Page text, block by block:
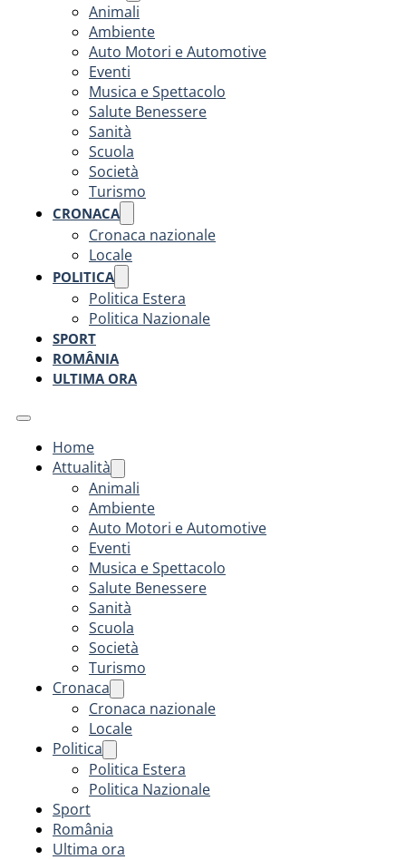
Animali
Ambiente
Auto Motori e Automotive
Eventi
Musica e Spettacolo
Salute Benessere
Sanità
Scuola
Società
Turismo
CRONACA
Cronaca nazionale
Locale
POLITICA
Politica Estera
Politica Nazionale
SPORT
ROMÂNIA
ULTIMA ORA
Home
Attualità
Animali
Ambiente
Auto Motori e Automotive
Eventi
Musica e Spettacolo
Salute Benessere
Sanità
Scuola
Società
Turismo
Cronaca
Cronaca nazionale
Locale
Politica
Politica Estera
Politica Nazionale
Sport
România
Ultima ora